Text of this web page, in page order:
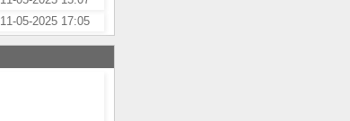
11-05-2025 17:05